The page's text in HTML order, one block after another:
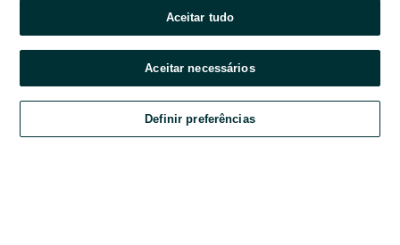
Ligar / SMS
Explorar Favoritos Vender Chat Conta
Aceitar tudo
Aceitar necessários
Definir preferências